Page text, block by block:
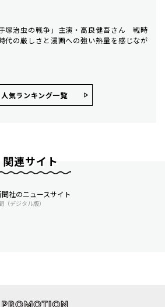
塚治虫の戦争」主演・高良健吾さん 戦時
代の厳しさと漫画への強い熱量を感じなが
人気ランキング⼀覧
関連サイト
社のニュースサイト
（デジタル版）